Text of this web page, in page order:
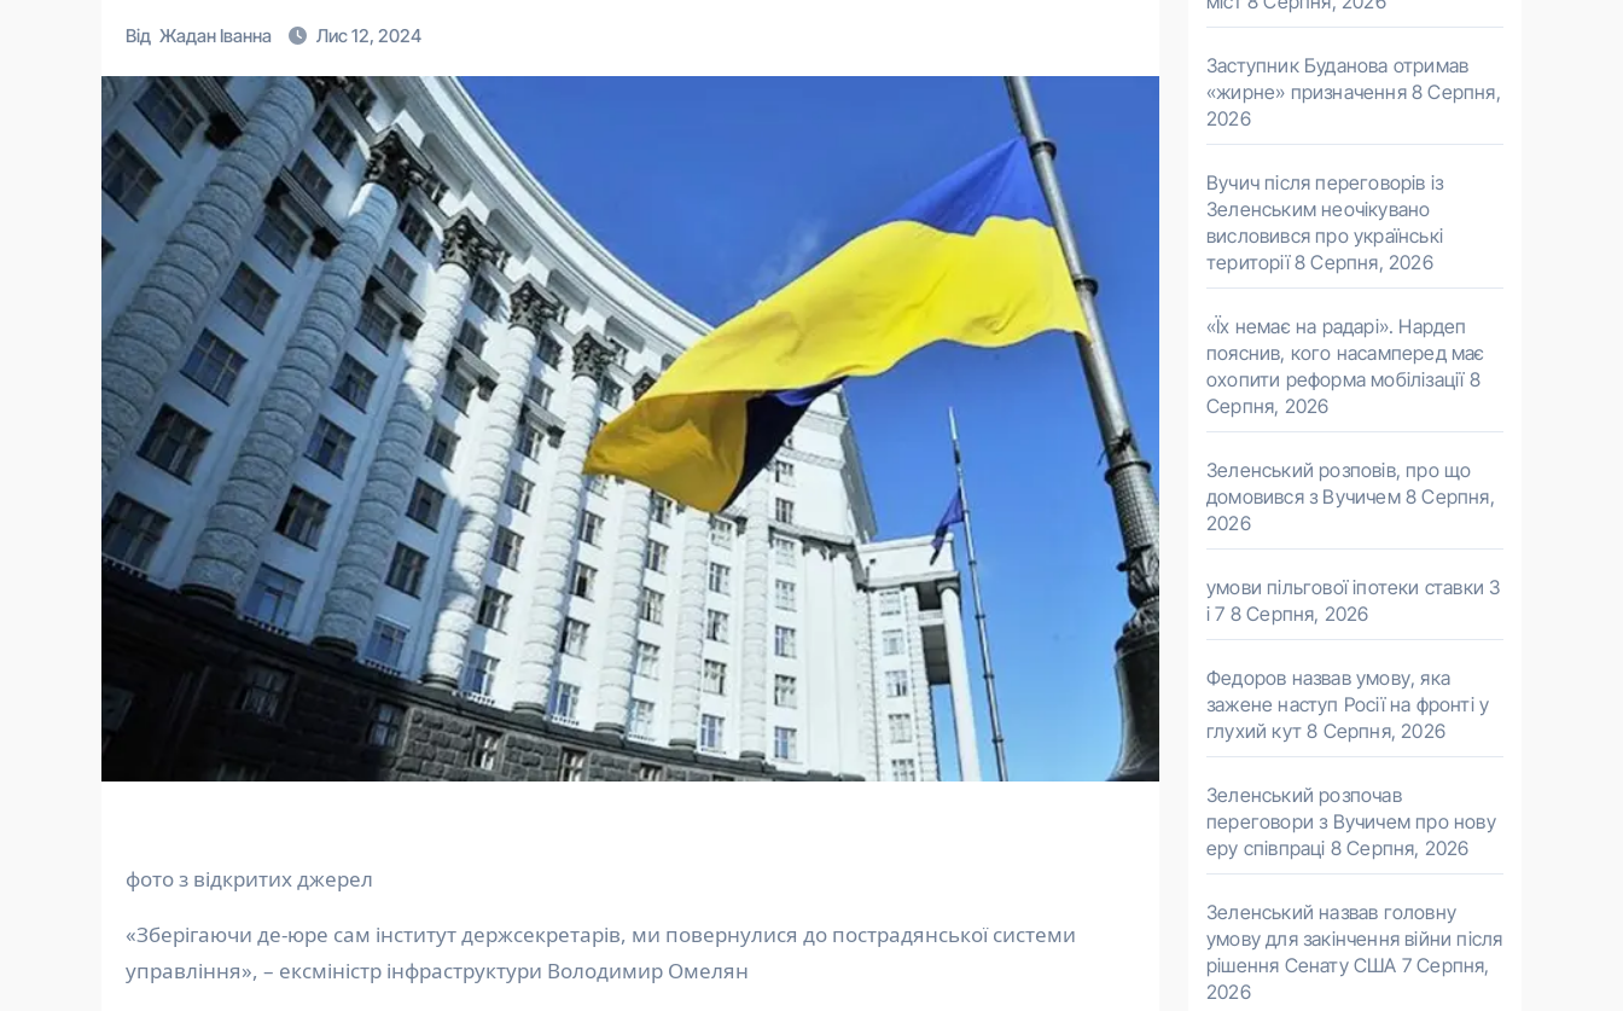
Від Жадан Іванна Лис 12, 2024
фото з відкритих джерел
«Зберігаючи де-юре сам інститут держсекретарів, ми повернулися до пострадянської системи
управління», – ексміністр інфраструктури Володимир Омелян
Заступник Буданова отримав
«жирне» призначення 8 Серпня,
2026
Вучич після переговорів із
Зеленським неочікувано
висловився про українські
території 8 Серпня, 2026
«Їх немає на радарі». Нардеп
пояснив, кого насамперед має
охопити реформа мобілізації 8
Серпня, 2026
Зеленський розповів, про що
домовився з Вучичем 8 Серпня,
2026
умови пільгової іпотеки ставки 3
і 7 8 Серпня, 2026
Федоров назвав умову, яка
зажене наступ Росії на фронті у
глухий кут 8 Серпня, 2026
Зеленський розпочав
переговори з Вучичем про нову
еру співпраці 8 Серпня, 2026
Зеленський назвав головну
умову для закінчення війни після
рішення Сенату США 7 Серпня,
2026